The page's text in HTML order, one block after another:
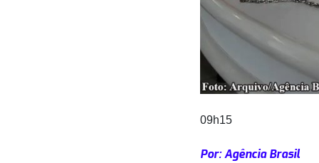
09h15
Por: Agência Brasil